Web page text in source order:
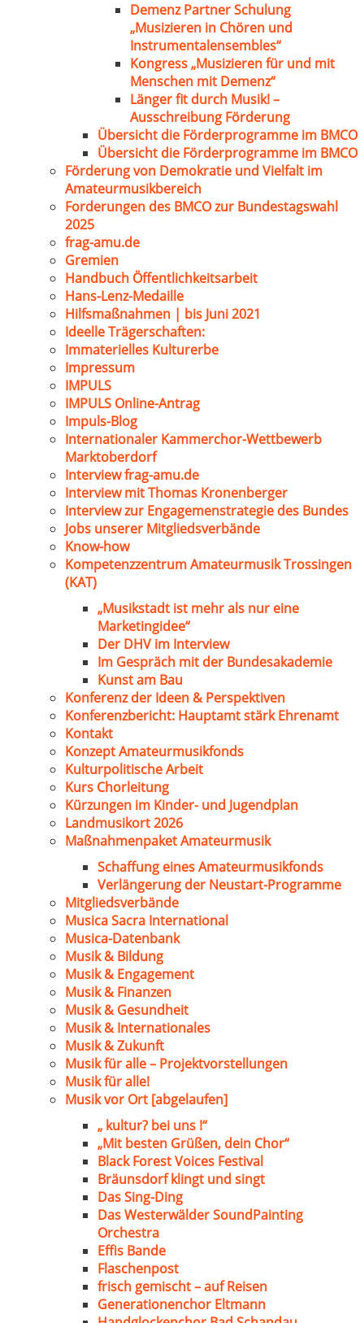
Demenz Partner Schulung
„Musizieren in Chören und
Instrumentalensembles“
Kongress „Musizieren für und mit
Menschen mit Demenz“
Länger fit durch Musik! –
Ausschreibung Förderung
Übersicht die Förderprogramme im BMCO
Übersicht die Förderprogramme im BMCO
Förderung von Demokratie und Vielfalt im
Amateurmusikbereich
Forderungen des BMCO zur Bundestagswahl
2025
frag-amu.de
Gremien
Handbuch Öffentlichkeitsarbeit
Hans-Lenz-Medaille
Hilfsmaßnahmen | bis Juni 2021
Ideelle Trägerschaften:
Immaterielles Kulturerbe
Impressum
IMPULS
IMPULS Online-Antrag
Impuls-Blog
Internationaler Kammerchor-Wettbewerb
Marktoberdorf
Interview frag-amu.de
Interview mit Thomas Kronenberger
Interview zur Engagemenstrategie des Bundes
Jobs unserer Mitgliedsverbände
Know-how
Kompetenzzentrum Amateurmusik Trossingen
(KAT)
„Musikstadt ist mehr als nur eine
Marketingidee“
Der DHV im Interview
Im Gespräch mit der Bundesakademie
Kunst am Bau
Konferenz der Ideen & Perspektiven
Konferenzbericht: Hauptamt stärk Ehrenamt
Kontakt
Konzept Amateurmusikfonds
Kulturpolitische Arbeit
Kurs Chorleitung
Kürzungen im Kinder- und Jugendplan
Landmusikort 2026
Maßnahmenpaket Amateurmusik
Schaffung eines Amateurmusikfonds
Verlängerung der Neustart-Programme
Mitgliedsverbände
Musica Sacra International
Musica-Datenbank
Musik & Bildung
Musik & Engagement
Musik & Finanzen
Musik & Gesundheit
Musik & Internationales
Musik & Zukunft
Musik für alle – Projektvorstellungen
Musik für alle!
Musik vor Ort [abgelaufen]
„ kultur? bei uns !“
„Mit besten Grüßen, dein Chor“
Black Forest Voices Festival
Bräunsdorf klingt und singt
Das Sing-Ding
Das Westerwälder SoundPainting
Orchestra
Effis Bande
Flaschenpost
frisch gemischt – auf Reisen
Generationenchor Eltmann